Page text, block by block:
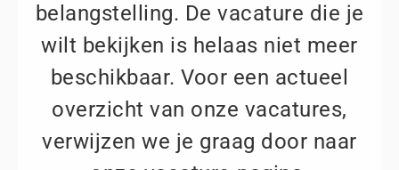
belangstelling. De vacature die je
wilt bekijken is helaas niet meer
beschikbaar. Voor een actueel
overzicht van onze vacatures,
verwijzen we je graag door naar